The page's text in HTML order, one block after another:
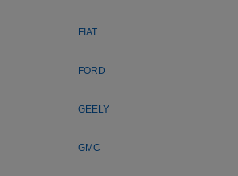
FIAT
FORD
GEELY
GMC